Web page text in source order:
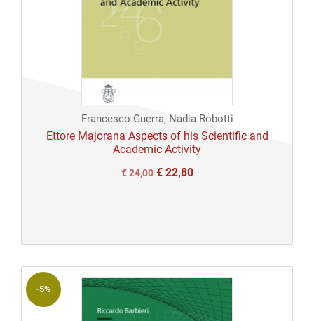
Francesco Guerra, Nadia Robotti
Ettore Majorana Aspects of his Scientific and
Academic Activity
Il
€24,00Il€22,80
-5%